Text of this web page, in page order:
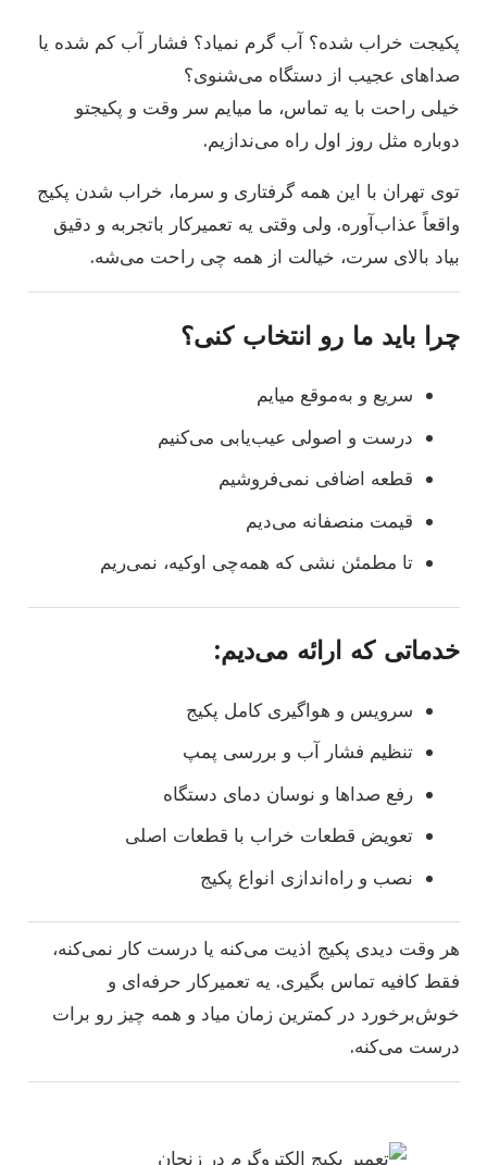
پکیجت خراب شده؟ آب گرم نمیاد؟ فشار آب کم شده یا
صداهای عجیب از دستگاه می‌شنوی؟
خیلی راحت با یه تماس، ما میایم سر وقت و پکیجتو
دوباره مثل روز اول راه می‌ندازیم.
توی تهران با این همه گرفتاری و سرما، خراب شدن پکیج
واقعاً عذاب‌آوره. ولی وقتی یه تعمیرکار باتجربه و دقیق
بیاد بالای سرت، خیالت از همه چی راحت می‌شه.
چرا باید ما رو انتخاب کنی؟
سریع و به‌موقع میایم
درست و اصولی عیب‌یابی می‌کنیم
قطعه اضافی نمی‌فروشیم
قیمت منصفانه می‌دیم
تا مطمئن نشی که همه‌چی اوکیه، نمی‌ریم
خدماتی که ارائه می‌دیم:
سرویس و هواگیری کامل پکیج
تنظیم فشار آب و بررسی پمپ
رفع صداها و نوسان دمای دستگاه
تعویض قطعات خراب با قطعات اصلی
نصب و راه‌اندازی انواع پکیج
هر وقت دیدی پکیج اذیت می‌کنه یا درست کار نمی‌کنه،
فقط کافیه تماس بگیری. یه تعمیرکار حرفه‌ای و
خوش‌برخورد در کمترین زمان میاد و همه چیز رو برات
درست می‌کنه.